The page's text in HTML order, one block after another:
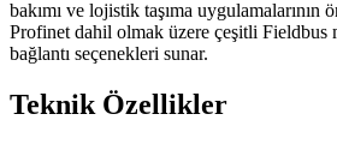
bakımı ve lojistik taşıma uygulamalarının
Profinet dahil olmak üzere çeşitli Fieldbus
bağlantı seçenekleri sunar.
Teknik Özellikler